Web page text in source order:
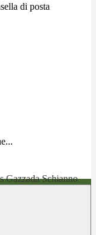
di posta